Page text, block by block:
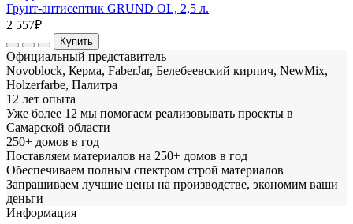
Грунт-антисептик GRUND OL, 2,5 л.
2 557₽
Купить
Официальный представитель
Novoblock, Керма, FaberJar, Белебеевский кирпич, NewMix,
Holzerfarbe, Палитра
12 лет опыта
Уже более 12 мы помогаем реализовывать проекты в
Самарской области
250+ домов в год
Поставляем материалов на 250+ домов в год
Обеспечиваем полным спектром строй материалов
Запрашиваем лучшие цены на производстве, экономим ваши
деньги
Информация